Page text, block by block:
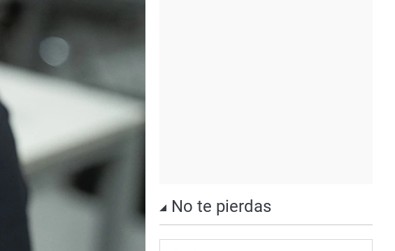
No te pierdas